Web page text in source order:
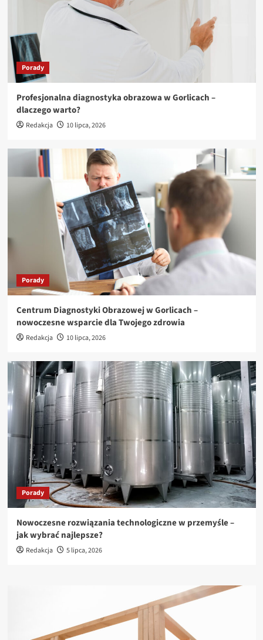
Porady
Profesjonalna diagnostyka obrazowa w Gorlicach –
dlaczego warto?
Redakcja 10 lipca, 2026
Porady
Centrum Diagnostyki Obrazowej w Gorlicach –
nowoczesne wsparcie dla Twojego zdrowia
Redakcja 10 lipca, 2026
Porady
Nowoczesne rozwiązania technologiczne w przemyśle –
jak wybrać najlepsze?
Redakcja 5 lipca, 2026